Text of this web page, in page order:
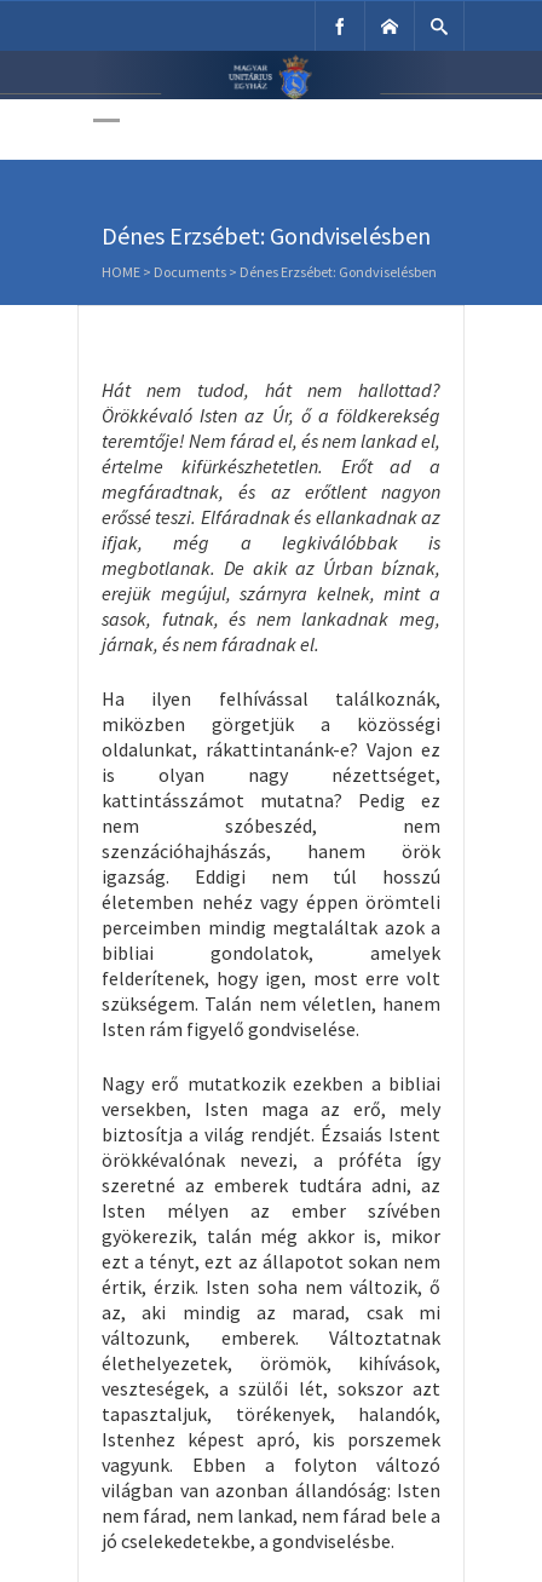
Unitárius Egyház
Dénes Erzsébet: Gondviselésben
HOME > Documents > Dénes Erzsébet: Gondviselésben
Hát nem tudod, hát nem hallottad?
Örökkévaló Isten az Úr, ő a földkerekség
teremtője! Nem fárad el, és nem lankad el,
értelme kifürkészhetetlen. Erőt ad a
megfáradtnak, és az erőtlent nagyon
erőssé teszi. Elfáradnak és ellankadnak az
ifjak, még a legkiválóbbak is
megbotlanak. De akik az Úrban bíznak,
erejük megújul, szárnyra kelnek, mint a
sasok, futnak, és nem lankadnak meg,
járnak, és nem fáradnak el.
Ha ilyen felhívással találkoznák,
miközben görgetjük a közösségi
oldalunkat, rákattintanánk-e? Vajon ez
is olyan nagy nézettséget,
kattintásszámot mutatna? Pedig ez
nem szóbeszéd, nem
szenzációhajhászás, hanem örök
igazság. Eddigi nem túl hosszú
életemben nehéz vagy éppen örömteli
perceimben mindig megtaláltak azok a
bibliai gondolatok, amelyek
felderítenek, hogy igen, most erre volt
szükségem. Talán nem véletlen, hanem
Isten rám figyelő gondviselése.
Nagy erő mutatkozik ezekben a bibliai
versekben, Isten maga az erő, mely
biztosítja a világ rendjét. Ézsaiás Istent
örökkévalónak nevezi, a próféta így
szeretné az emberek tudtára adni, az
Isten mélyen az ember szívében
gyökerezik, talán még akkor is, mikor
ezt a tényt, ezt az állapotot sokan nem
értik, érzik. Isten soha nem változik, ő
az, aki mindig az marad, csak mi
változunk, emberek. Változtatnak
élethelyezetek, örömök, kihívások,
veszteségek, a szülői lét, sokszor azt
tapasztaljuk, törékenyek, halandók,
Istenhez képest apró, kis porszemek
vagyunk. Ebben a folyton változó
világban van azonban állandóság: Isten
nem fárad, nem lankad, nem fárad bele a
jó cselekedetekbe, a gondviselésbe.